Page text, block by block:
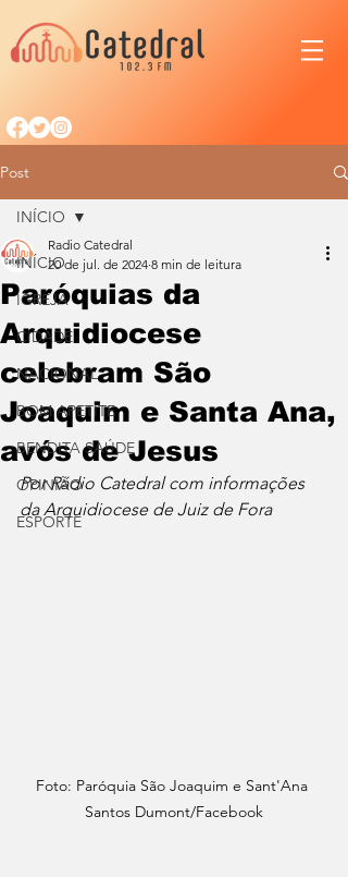
Post
INÍCIO
IGREJA
CIDADE
NACIONAL
BOM APETITE
BENDITA SAÚDE
OPINIÃO
ESPORTE
INÍCIO
Paróquias da
Arquidiocese
celebram São
Joaquim e Santa Ana,
avós de Jesus
Radio Catedral
20 de jul. de 2024 8 min de leitura
Por Rádio Catedral com informações
da Arquidiocese de Juiz de Fora
Foto: Paróquia São Joaquim e Sant'Ana
Santos Dumont/Facebook